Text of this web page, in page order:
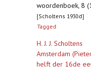
woordenboek, 8
[Scholtens 1930d]
Tagged
H. J. J. Scholtens
Amsterdam
helft der 16de